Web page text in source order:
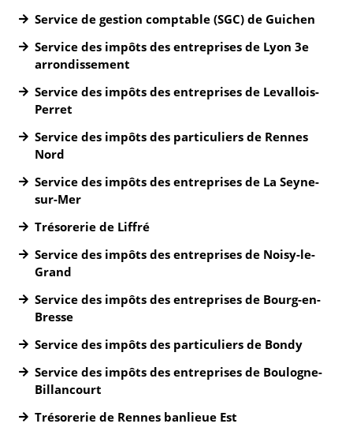
Service de gestion comptable (SGC) de Guichen
Service des impôts des entreprises de Lyon 3e
arrondissement
Service des impôts des entreprises de Levallois-
Perret
Service des impôts des particuliers de Rennes
Nord
Service des impôts des entreprises de La Seyne-
sur-Mer
Trésorerie de Liffré
Service des impôts des entreprises de Noisy-le-
Grand
Service des impôts des entreprises de Bourg-en-
Bresse
Service des impôts des particuliers de Bondy
Service des impôts des entreprises de Boulogne-
Billancourt
Trésorerie de Rennes banlieue Est